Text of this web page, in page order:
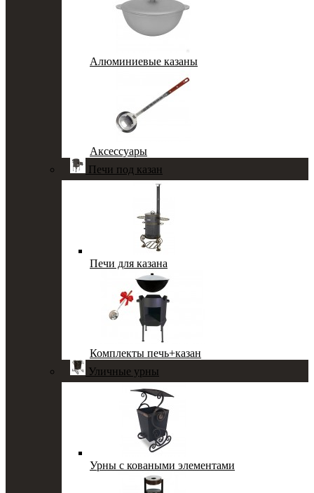
Алюминиевые казаны
Аксессуары
Печи под казан
Печи для казана
Комплекты печь+казан
Уличные урны
Урны с коваными элементами